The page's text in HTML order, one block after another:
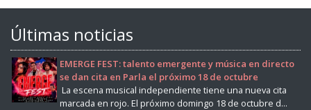
Últimas noticias
EMERGE FEST: talento emergente y música en directo
se dan cita en Parla el próximo 18 de octubre
La escena musical independiente tiene una nueva cita
marcada en rojo. El próximo domingo 18 de octubre d...